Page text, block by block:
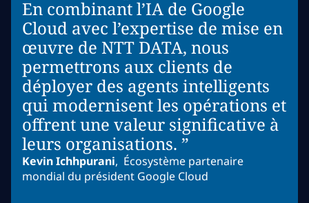
En combinant l’IA de Google
Cloud avec l’expertise de mise en
œuvre de NTT DATA, nous
permettrons aux clients de
déployer des agents intelligents
qui modernisent les opérations et
offrent une valeur significative à
leurs organisations. ”
Kevin Ichhpurani, Écosystème partenaire
mondial du président Google Cloud